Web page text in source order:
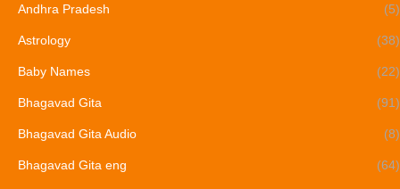
Andhra Pradesh (5)
Astrology (38)
Baby Names (22)
Bhagavad Gita (91)
Bhagavad Gita Audio (8)
Bhagavad Gita eng (64)